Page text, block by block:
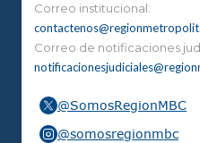
Correo institucional:
Correo de notificaciones
@SomosRegionMBC
@somosregionmbc